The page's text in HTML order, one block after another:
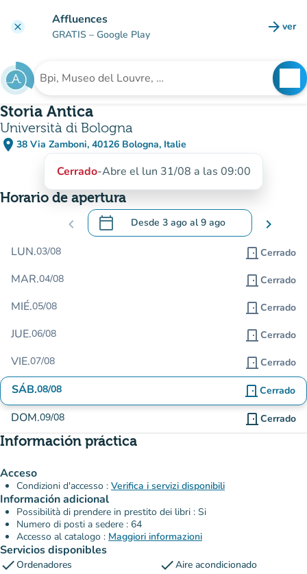
clear Affluences
GRATIS – Google Play arrow_forward ver
Buscar un establecimiento
Storia Antica
Università di Bologna
place 38 Via Zamboni, 40126 Bologna, Italie
(abrir en Google Maps)
(nueva pestaña)
Cerrado-Abre el lun 31/08 a las 09:00
Horario de apertura
chevron_left calendar_today Desde 3 ago al9 ago
.Abra el calendario para cambiar las
chevron_right
LUN.03/08 door_front Cerrado
MAR.04/08 door_front Cerrado
MIÉ.05/08 door_front Cerrado
JUE.06/08 door_front Cerrado
VIE.07/08 door_front Cerrado
SÁB.08/08 door_front Cerrado
DOM.09/08 door_front Cerrado
Información práctica
Acceso
Condizioni d'accesso : Verifica i servizi disponibili
Información adicional
Possibilità di prendere in prestito dei libri : Si
Numero di posti a sedere : 64
Accesso al catalogo : Maggiori informazioni
Servicios disponibles
checkOrdenadores checkAire acondicionado